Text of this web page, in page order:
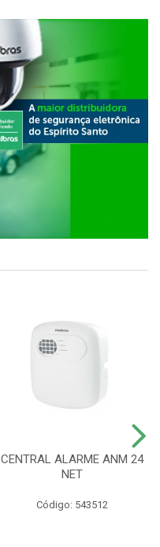
CENTRAL ALARME ANM 24
NET
Código: 543512